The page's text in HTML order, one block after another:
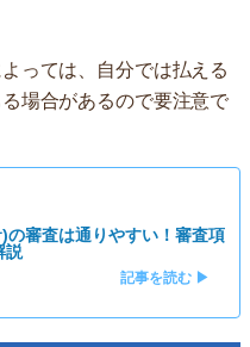
っては、自分では払える
場合があるので要注意で
の審査は通りやすい！審査項
説
記事を読む ▶